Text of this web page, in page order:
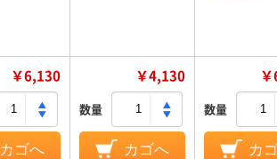
￥6,130
カゴへ
￥4,130
数量
カゴへ
数量
カ